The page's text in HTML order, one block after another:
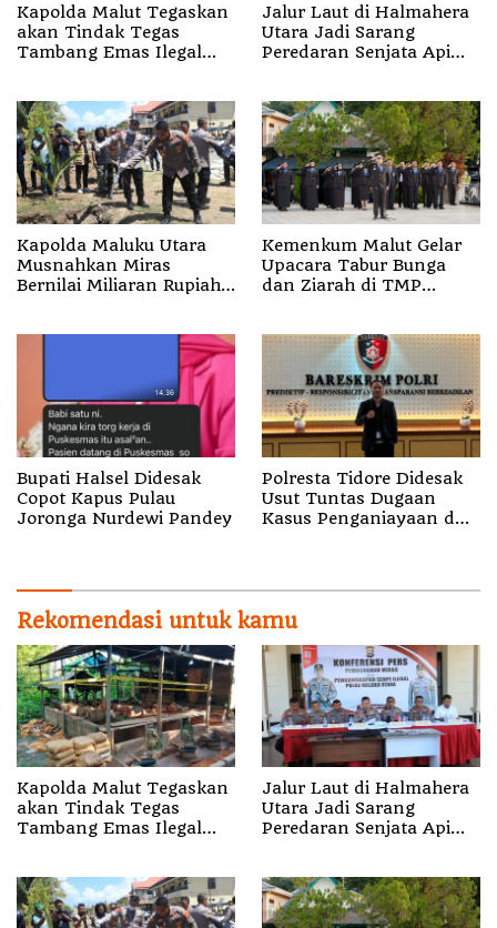
Kapolda Malut Tegaskan
akan Tindak Tegas
Tambang Emas Ilegal
Jalur Laut di Halmahera
Utara Jadi Sarang
Peredaran Senjata Api
Kapolda Maluku Utara
Musnahkan Miras
Bernilai Miliaran Rupiah,
Kemenkum Malut Gelar
Upacara Tabur Bunga
dan Ziarah di TMP
Bupati Halsel Didesak
Copot Kapus Pulau
Joronga Nurdewi Pandey
Polresta Tidore Didesak
Usut Tuntas Dugaan
Kasus Penganiayaan dn
Rekomendasi untuk kamu
Kapolda Malut Tegaskan
akan Tindak Tegas
Tambang Emas Ilegal
Jalur Laut di Halmahera
Utara Jadi Sarang
Peredaran Senjata Api